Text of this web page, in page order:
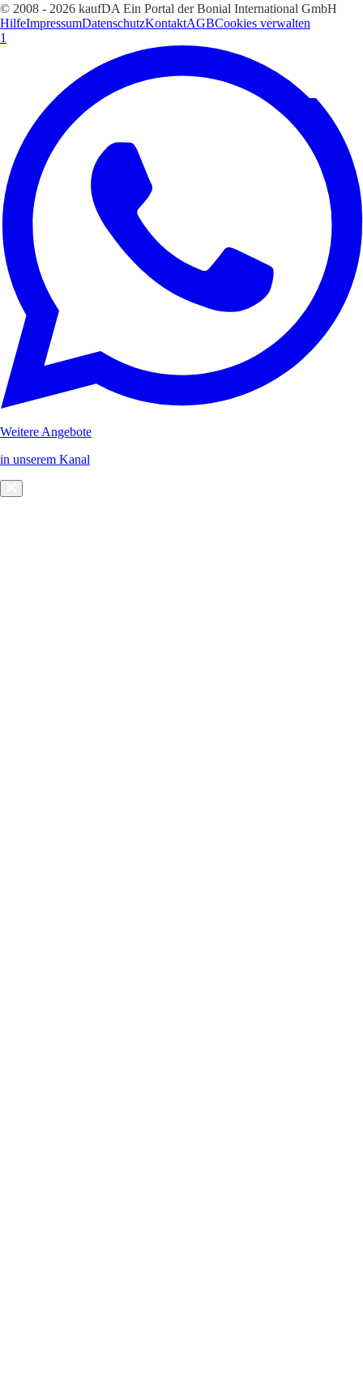
© 2008 - 2026 kaufDA Ein Portal der Bonial International GmbH
HilfeImpressumDatenschutzKontaktAGBCookies verwalten
1
Weitere Angebote
in unserem Kanal